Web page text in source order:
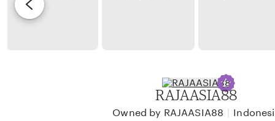
nni
RAJAASIA88
Owned by RAJAASIA88